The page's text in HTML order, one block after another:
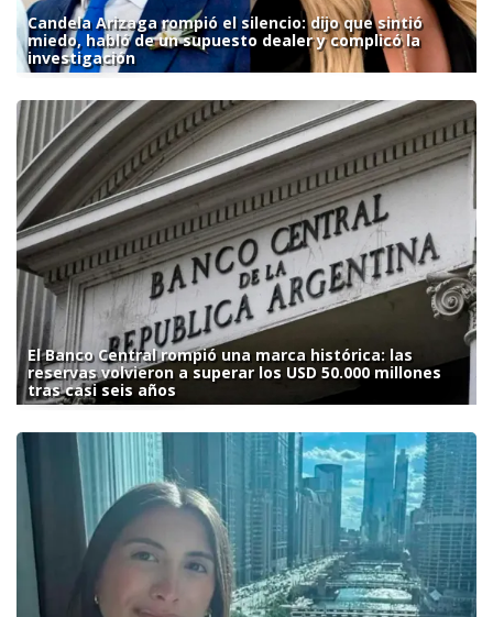
Candela Arizaga rompió el silencio: dijo que sintió
miedo, habló de un supuesto dealer y complicó la
investigación
El Banco Central rompió una marca histórica: las
reservas volvieron a superar los USD 50.000 millones
tras casi seis años